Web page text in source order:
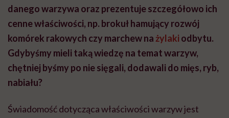
danego warzywa oraz prezentuje szczegółowo ich
cenne właściwości, np. brokuł hamujący rozwój
komórek rakowych czy marchew na żylaki odbytu.
Gdybyśmy mieli taką wiedzę na temat warzyw,
chętniej byśmy po nie sięgali, dodawali do mięs, ryb,
nabiału?
Świadomość dotycząca właściwości warzyw jest